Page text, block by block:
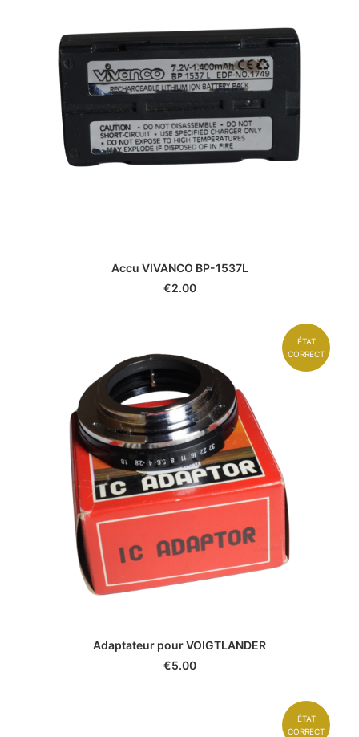
Accu VIVANCO BP-1537L
€2.00
ÉTAT
CORRECT
Adaptateur pour VOIGTLANDER
€5.00
ÉTAT
CORRECT